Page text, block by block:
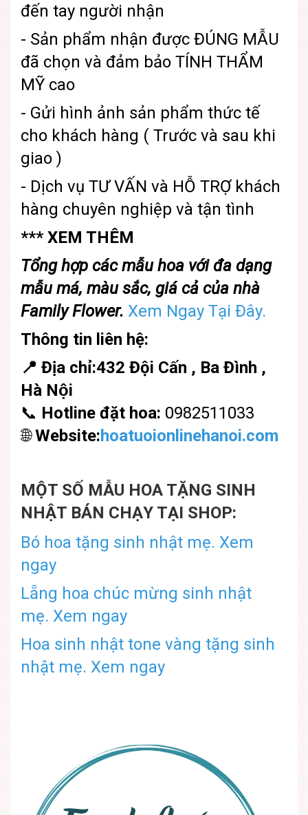
đến tay người nhận
- Sản phẩm nhận được ĐÚNG MẪU
đã chọn và đảm bảo TÍNH THẨM
MỸ cao
- Gửi hình ảnh sản phẩm thức tế
cho khách hàng ( Trước và sau khi
giao )
- Dịch vụ TƯ VẤN và HỖ TRỢ khách
hàng chuyên nghiệp và tận tình
*** XEM THÊM
Tổng hợp các mẫu hoa với đa dạng
mẫu má, màu sắc, giá cả của nhà
Family Flower. Xem Ngay Tại Đây.
Thông tin liên hệ:
📍 Địa chỉ:432 Đội Cấn , Ba Đình ,
Hà Nội
📞 Hotline đặt hoa: 0982511033
🌐Website:hoatuoionlinehanoi.com
MỘT SỐ MẪU HOA TẶNG SINH
NHẬT BÁN CHẠY TẠI SHOP:
Bó hoa tặng sinh nhật mẹ. Xem
ngay
Lẵng hoa chúc mừng sinh nhật
mẹ. Xem ngay
Hoa sinh nhật tone vàng tặng sinh
nhật mẹ. Xem ngay